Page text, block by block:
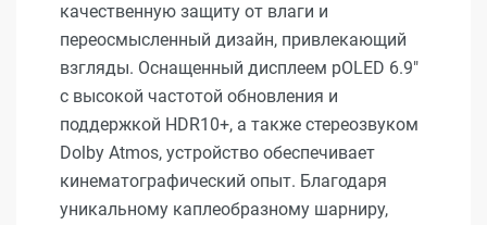
качественную защиту от влаги и
переосмысленный дизайн, привлекающий
взгляды. Оснащенный дисплеем pOLED 6.9"
с высокой частотой обновления и
поддержкой HDR10+, а также стереозвуком
Dolby Atmos, устройство обеспечивает
кинематографический опыт. Благодаря
уникальному каплеобразному шарниру,